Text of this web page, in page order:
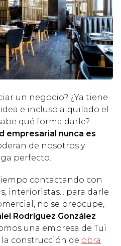
un negocio? ¿Ya tiene
e incluso alquilado el
qué forma darle?
empresarial nunca es
de nosotros y
perfecto.
contactando con
interioristas... para darle
no se preocupe,
Rodríguez González
una empresa de Tui
construcción de obra